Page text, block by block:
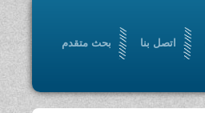
اتصل بنا بحث متقدم